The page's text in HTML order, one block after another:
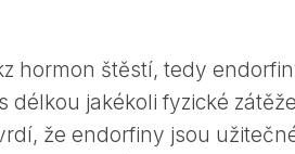
hormon štěstí, tedy
jakékoli fyzické
že endorfiny jsou